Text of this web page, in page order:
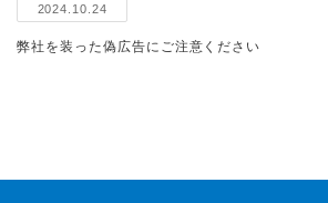
2024.10.24
弊社を装った偽広告にご注意ください